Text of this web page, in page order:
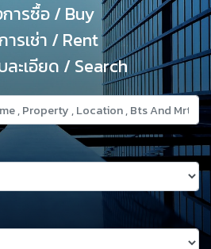
ารซื้อ / Buy
รเช่า / Rent
ะเอียด / Search